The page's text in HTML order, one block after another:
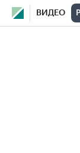
ВИДЕО